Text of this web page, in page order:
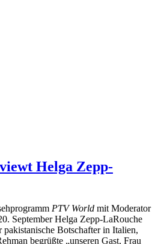
Helga Zepp-
PTV World mit Moderator
September Helga Zepp-LaRouche
Botschafter in Italien,
begrüßte „unseren Gast, Frau